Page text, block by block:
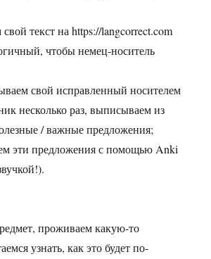
текст на https://langcorrect.com
чтобы немец-носитель
свой исправленный носителем
несколько раз, выписываем из
/ важные предложения;
эти предложения с помощью Anki
проживаем какую-то
узнать, как это будет по-